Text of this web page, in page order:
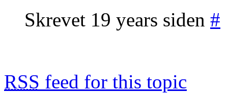
Skrevet 19 years siden #
RSS feed for this topic